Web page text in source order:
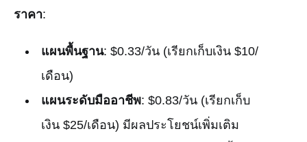
ราคา:
แผนพื้นฐาน: $0.33/วัน (เรียกเก็บเงิน $10/
เดือน)
แผนระดับมืออาชีพ: $0.83/วัน (เรียกเก็บ
เงิน $25/เดือน) มีผลประโยชน์เพิ่มเติม